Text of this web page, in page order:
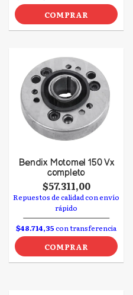
COMPRAR
Bendix Motomel 150 Vx
completo
$57.311,00
Repuestos de calidad con envío
rápido
$48.714,35con transferencia
COMPRAR